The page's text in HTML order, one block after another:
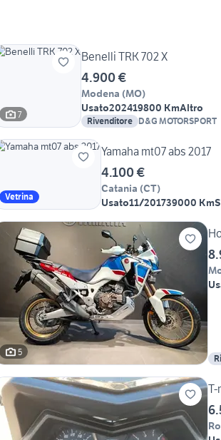
7
Benelli TRK 702 X
4.900 €
Modena (MO)
Usato202419800 KmAltro
Rivenditore D&G MOTORSPORT
Vetrina
Yamaha mt07 abs 2017
4.100 €
Catania (CT)
Usato11/201739000 Km
5